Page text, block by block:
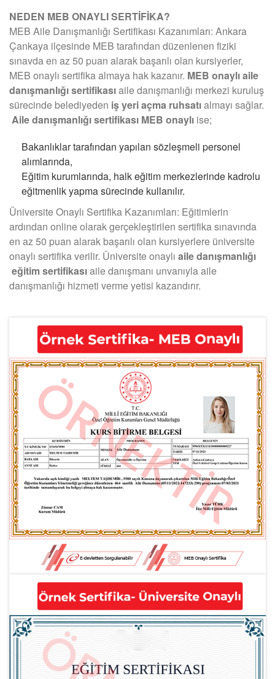
NEDEN MEB ONAYLI SERTİFİKA?
MEB Aile Danışmanlığı Sertifikası Kazanımları: Ankara
Çankaya ilçesinde MEB tarafından düzenlenen fiziki
sınavda en az 50 puan alarak başarılı olan kursiyerler,
MEB onaylı sertifika almaya hak kazanır. MEB onaylı aile
danışmanlığı sertifikasıaile danışmanlığı merkezi kuruluş
sürecinde belediyeden iş yeri açma ruhsatıalmayı sağlar.
Aile danışmanlığı sertifikası MEB onaylı ise;
Bakanlıklar tarafından yapılan sözleşmeli personel
alımlarında,
Eğitim kurumlarında, halk eğitim merkezlerinde kadrolu
eğitmenlik yapma sürecinde kullanılır.
Üniversite Onaylı Sertifika Kazanımları: Eğitimlerin
ardından online olarak gerçekleştirilen sertifika sınavında
en az 50 puan alarak başarılı olan kursiyerlere üniversite
onaylı sertifika verilir. Üniversite onaylı aile danışmanlığı
eğitim sertifikasıaile danışmanı unvanıyla aile
danışmanlığı hizmeti verme yetisi kazandırır.